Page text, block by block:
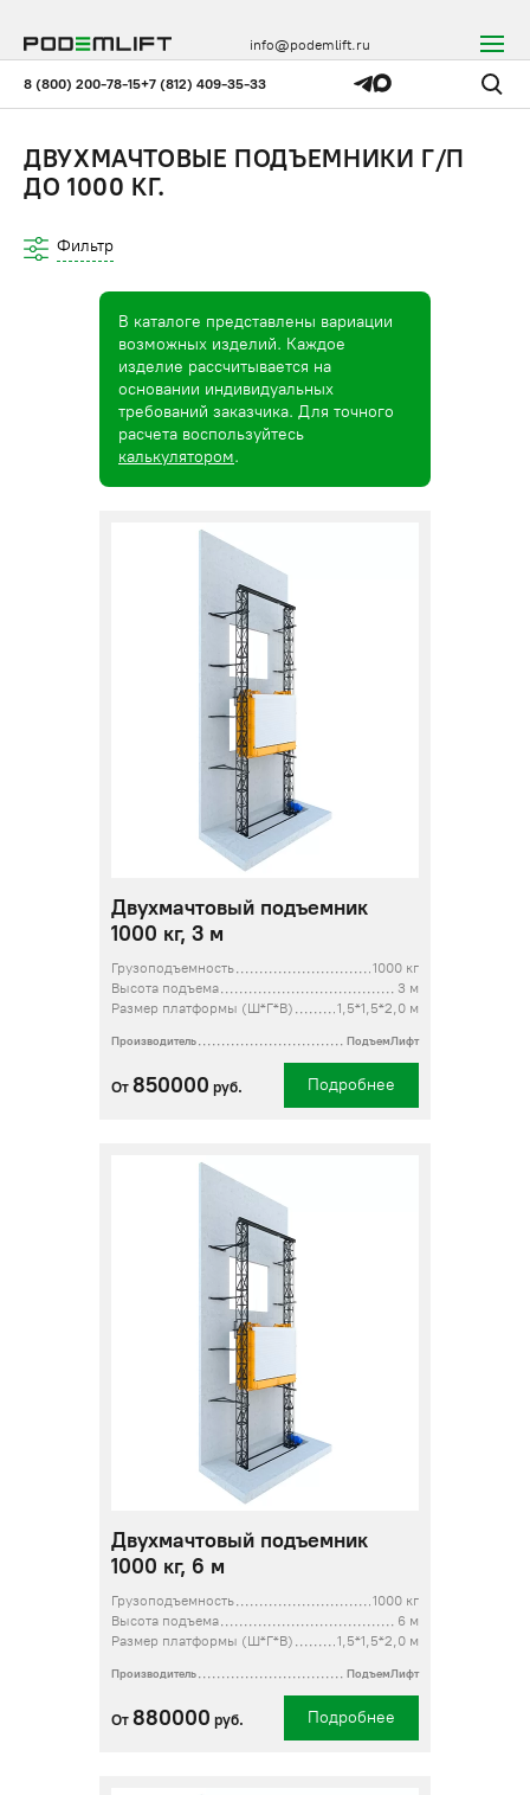
8 (800) 200-78-15+7 (812) 409-35-33
info@podemlift.ru
ДВУХМАЧТОВЫЕ ПОДЪЕМНИКИ Г/П
ДО 1000 КГ.
Фильтр
В каталоге представлены вариации
возможных изделий. Каждое
изделие рассчитывается на
основании индивидуальных
требований заказчика. Для точного
расчета воспользуйтесь
калькулятором.
Двухмачтовый подъемник
1000 кг, 3 м
Грузоподъемность
1000 кг
Высота подъема
3 м
Размер платформы (Ш*Г*В)
1,5*1,5*2,0 м
Производитель ПодъемЛифт
От 850000 руб. Подробнее
Двухмачтовый подъемник
1000 кг, 6 м
Грузоподъемность
1000 кг
Высота подъема
6 м
Размер платформы (Ш*Г*В)
1,5*1,5*2,0 м
Производитель ПодъемЛифт
От 880000 руб. Подробнее